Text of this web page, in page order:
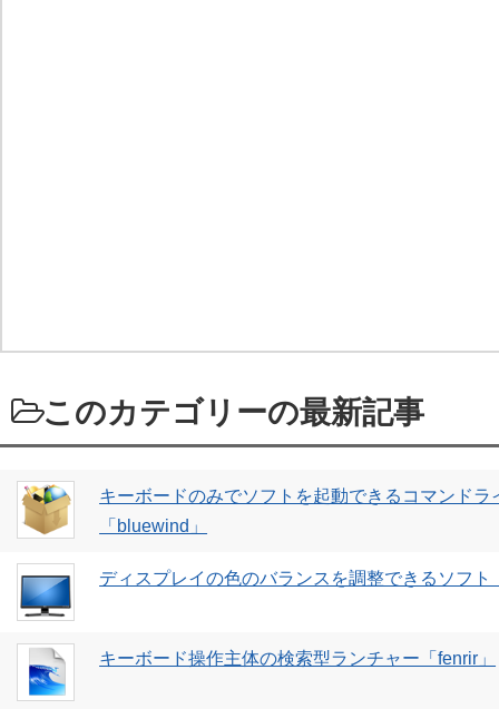
このカテゴリーの最新記事
キーボードのみでソフトを起動できるコマンドラ
「bluewind」
ディスプレイの色のバランスを調整できるソフト
キーボード操作主体の検索型ランチャー「fenrir」